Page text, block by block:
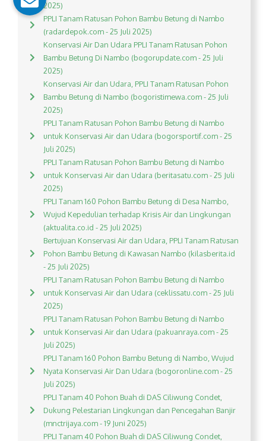
2025)
PPLI Tanam Ratusan Pohon Bambu Betung di Nambo
(radardepok.com - 25 Juli 2025)
Konservasi Air Dan Udara PPLI Tanam Ratusan Pohon
Bambu Betung Di Nambo (bogorupdate.com - 25 Juli
2025)
Konservasi Air dan Udara, PPLI Tanam Ratusan Pohon
Bambu Betung di Nambo (bogoristimewa.com - 25 Juli
2025)
PPLI Tanam Ratusan Pohon Bambu Betung di Nambo
untuk Konservasi Air dan Udara (bogorsportif.com - 25
Juli 2025)
PPLI Tanam Ratusan Pohon Bambu Betung di Nambo
untuk Konservasi Air dan Udara (beritasatu.com - 25 Juli
2025)
PPLI Tanam 160 Pohon Bambu Betung di Desa Nambo,
Wujud Kepedulian terhadap Krisis Air dan Lingkungan
(aktualita.co.id - 25 Juli 2025)
Bertujuan Konservasi Air dan Udara, PPLI Tanam Ratusan
Pohon Bambu Betung di Kawasan Nambo (kilasberita.id
- 25 Juli 2025)
PPLI Tanam Ratusan Pohon Bambu Betung di Nambo
untuk Konservasi Air dan Udara (ceklissatu.com - 25 Juli
2025)
PPLI Tanam Ratusan Pohon Bambu Betung di Nambo
untuk Konservasi Air dan Udara (pakuanraya.com - 25
Juli 2025)
PPLI Tanam 160 Pohon Bambu Betung di Nambo, Wujud
Nyata Konservasi Air Dan Udara (bogoronline.com - 25
Juli 2025)
PPLI Tanam 40 Pohon Buah di DAS Ciliwung Condet,
Dukung Pelestarian Lingkungan dan Pencegahan Banjir
(mnctrijaya.com - 19 Juni 2025)
PPLI Tanam 40 Pohon Buah di DAS Ciliwung Condet,